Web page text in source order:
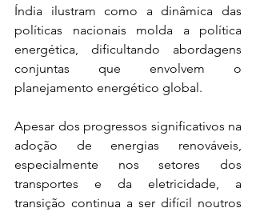
Índia ilustram como a dinâmica das
políticas nacionais molda a política
energética, dificultando abordagens
conjuntas que envolvem o
planejamento energético global.
Apesar dos progressos significativos na
adoção de energias renováveis,
especialmente nos setores dos
transportes e da eletricidade, a
transição continua a ser difícil noutros